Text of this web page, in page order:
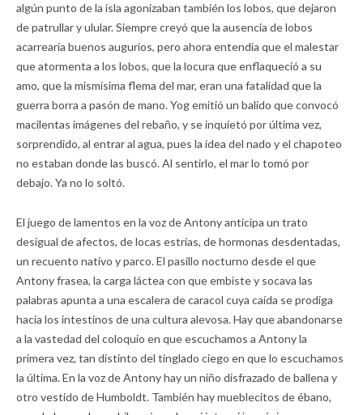
algún punto de la isla agonizaban también los lobos, que dejaron
de patrullar y ulular. Siempre creyó que la ausencia de lobos
acarrearía buenos augurios, pero ahora entendía que el malestar
que atormenta a los lobos, que la locura que enflaqueció a su
amo, que la mismísima flema del mar, eran una fatalidad que la
guerra borra a pasón de mano. Yog emitió un balido que convocó
macilentas imágenes del rebaño, y se inquietó por última vez,
sorprendido, al entrar al agua, pues la idea del nado y el chapoteo
no estaban donde las buscó. Al sentirlo, el mar lo tomó por
debajo. Ya no lo soltó.
El juego de lamentos en la voz de Antony anticipa un trato
desigual de afectos, de locas estrías, de hormonas desdentadas,
un recuento nativo y parco. El pasillo nocturno desde el que
Antony frasea, la carga láctea con que embiste y socava las
palabras apunta a una escalera de caracol cuya caída se prodiga
hacia los intestinos de una cultura alevosa. Hay que abandonarse
a la vastedad del coloquio en que escuchamos a Antony la
primera vez, tan distinto del tinglado ciego en que lo escuchamos
la última. En la voz de Antony hay un niño disfrazado de ballena y
otro vestido de Humboldt. También hay mueblecitos de ébano,